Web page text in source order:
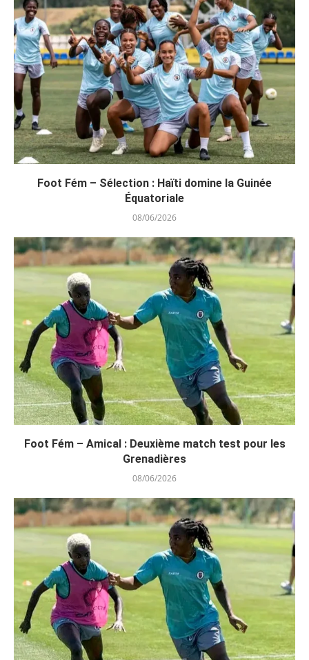
Foot Fém – Sélection : Haïti domine la Guinée
Équatoriale
08/06/2026
Foot Fém – Amical : Deuxième match test pour les
Grenadières
08/06/2026